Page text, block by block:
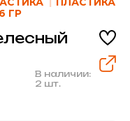
ГР
В наличии:
2 шт.